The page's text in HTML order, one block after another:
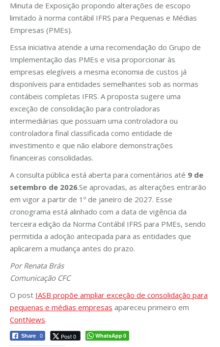
Minuta de Exposição propondo alterações de escopo
limitado à norma contábil IFRS para Pequenas e Médias
Empresas (PMEs).
Essa iniciativa atende a uma recomendação do Grupo de
Implementação das PMEs e visa proporcionar às
empresas elegíveis a mesma economia de custos já
disponíveis para entidades semelhantes sob as normas
contábeis completas IFRS. A proposta sugere uma
exceção de consolidação para controladoras
intermediárias que possuam uma controladora ou
controladora final classificada como entidade de
investimento e que não elabore demonstrações
financeiras consolidadas.
A consulta pública está aberta para comentários até 9 de
setembro de 2026.Se aprovadas, as alterações entrarão
em vigor a partir de 1º de janeiro de 2027. Esse
cronograma está alinhado com a data de vigência da
terceira edição da Norma Contábil IFRS para PMEs, sendo
permitida a adoção antecipada para as entidades que
aplicarem a mudança antes do prazo.
Por Renata Brás
Comunicação CFC
O post IASB propõe ampliar exceção de consolidação para
pequenas e médias empresas apareceu primeiro em
ContNews.
Share 0 Post 0 WhatsApp0